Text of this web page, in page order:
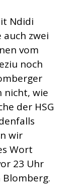
Ndidi
auch zwei
vom
noch
nicht, wie
der HSG
wir
Wort
23 Uhr